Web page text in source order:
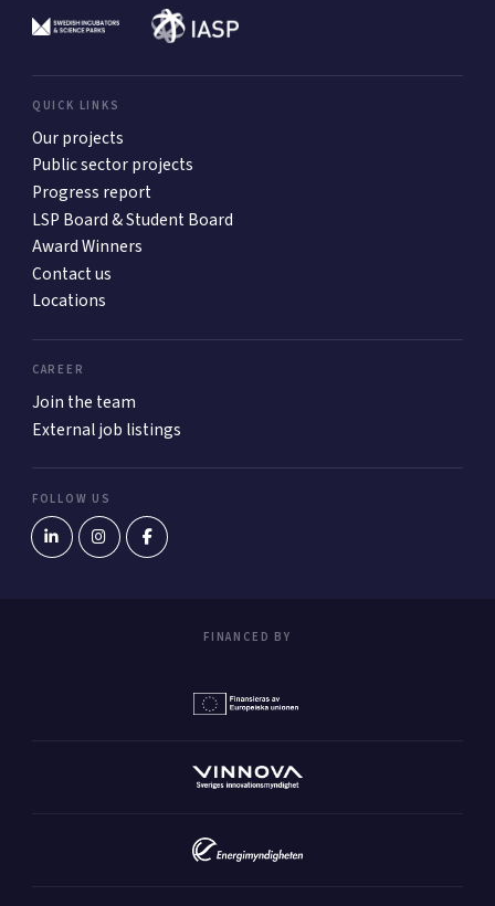
QUICK LINKS
Our projects
Public sector projects
Progress report
LSP Board & Student Board
Award Winners
Contact us
Locations
CAREER
Join the team
External job listings
FOLLOW US
FINANCED BY